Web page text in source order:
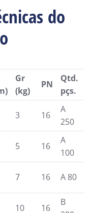
do
Gr
(kg)
PN
Qtd.
pçs.
3 16
A
250
5 16
A
100
7 16 A 80
10 16
B